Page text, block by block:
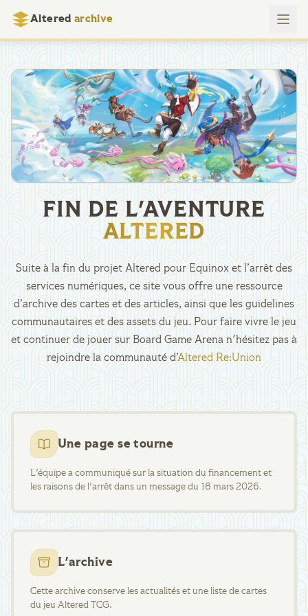
Altered archive
FIN DE L'AVENTURE
ALTERED
Suite à la fin du projet Altered pour Equinox et l’arrêt des
services numériques, ce site vous offre une ressource
d’archive des cartes et des articles, ainsi que les guidelines
communautaires et des assets du jeu. Pour faire vivre le jeu
et continuer de jouer sur Board Game Arena n'hésitez pas à
rejoindre la communauté d’Altered Re:Union
Une page se tourne
L'équipe a communiqué sur la situation du financement et
les raisons de l'arrêt dans un message du 18 mars 2026.
L'archive
Cette archive conserve les actualités et une liste de cartes
du jeu Altered TCG.